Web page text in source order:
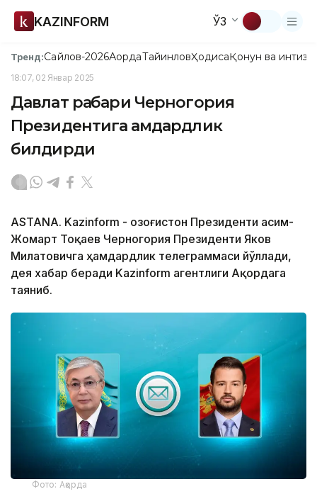
KAZINFORM ЎЗ
Тренд:Сайлов-2026АқордаТайинловҲодисаҚонун ва
18:07, 02 Январ 2025
Давлат раҳбари Черногория
Президентига ҳамдардлик
билдирди
ASTANA. Kazinform - Қозоғистон Президенти Қасим-
Жомарт Тоқаев Черногория Президенти Яков
Милатовичга ҳамдардлик телеграммаси йўллади,
дея хабар беради Kazinform агентлиги Ақордага
таяниб.
Фото: Ақорда